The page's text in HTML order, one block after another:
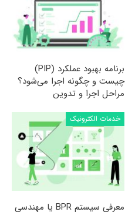
برنامه بهبود عملکرد (PIP)
چیست و چگونه اجرا می‌شود؟
مراحل اجرا و تدوین
خدمات الکترونیک
معرفی سیستم BPR یا مهندسی